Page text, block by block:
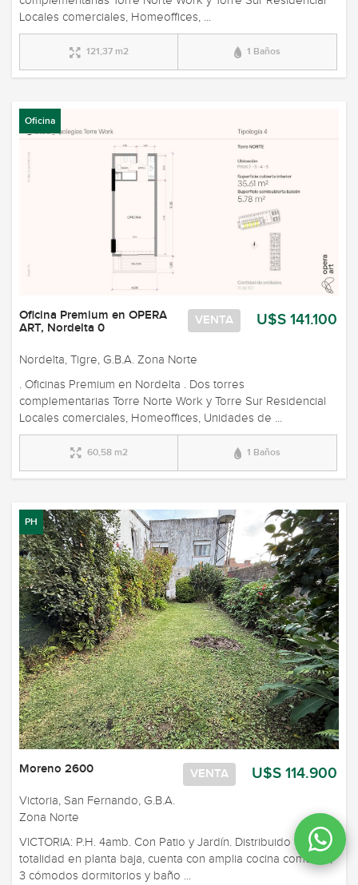
Locales comerciales, Homeoffices, ...
121,37 m2 1 Baños
Oficina
U$S 141.100
VENTA
Oficina Premium en OPERA
ART, Nordelta 0
Nordelta, Tigre, G.B.A. Zona Norte
. Oficinas Premium en Nordelta . Dos torres
complementarias Torre Norte Work y Torre Sur Residencial
Locales comerciales, Homeoffices, Unidades de ...
60,58 m2 1 Baños
PH
U$S 114.900
VENTA
Moreno 2600
Victoria, San Fernando, G.B.A.
Zona Norte
VICTORIA: P.H. 4amb. Con Patio y Jardín. Distribuido en su
totalidad en planta baja, cuenta con amplia cocina comedor,
3 cómodos dormitorios y baño ...